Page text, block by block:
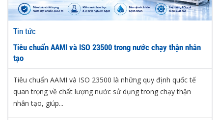
Tin tức
Tiêu chuẩn AAMI và ISO 23500 trong nước chạy thận nhân
tạo
Tiêu chuẩn AAMI và ISO 23500 là những quy định quốc tế
quan trọng về chất lượng nước sử dụng trong chạy thận
nhân tạo, giúp...